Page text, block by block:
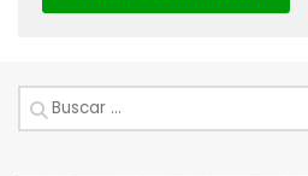
Buscar: